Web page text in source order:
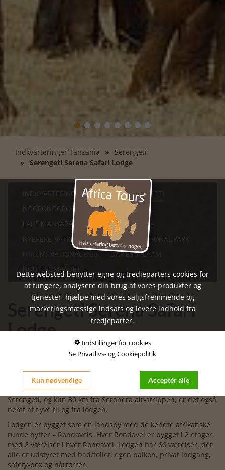
Indkvarteringer Tanzania
Serengeti
Serengeti Serena Safari Lodge
INDKVARTERINGER TANZANIA
SERENGETI
NGORONGORO KRATERET
TARANGIRE
LAKE MANYARA
LAKE EYASI
ARUSHA
NYERERE NATIONAL PARK
RUAHA NATIONAL PARK
DAR ES SALAAM
Serengeti Serena Safari
Lodge
Lodgen har vundet flere priser for sin helt sublime
beliggenhed og traditionelle afrikanske arkitektur. Den har
landskab.
Højt beliggende og med panoramaudsigt over det centrale
Serengeti, og kun 30 km fra Seronera air-strippen, er det også
nemt at flyve til og fra lodgen.
Lodgen er bygget som en landsby med de kendte afrikanske
runde hytter – Rondavels. Hver Rondavel er bygget i 2 etager,
med 2 værelser i hver Rondavel. Lodgen har 66 værelser, der
alle er udstyret med bad/toilet, egen balkon, privat indgang,
safety-box og hårtørrer.
Dette websted benytter egne og tredjeparters cookies for
at fungere, analysere din brug af vores produkter og
tjenester, hjælpe med vores salgsfremmende og
marketingsmæssige indsats og levere indhold fra
tredjeparter.
Indstillinger for cookies
Se Privatlivs- og Cookiepolitik
Kun nødvendige Acceptér alle